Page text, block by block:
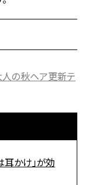
の秋ヘア更新テ
かけ」が効